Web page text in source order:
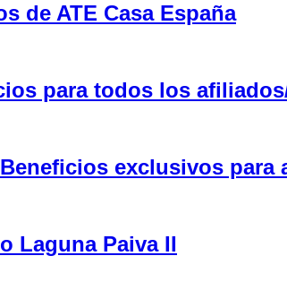
de ATE Casa España
para todos los
exclusivos para
Laguna Paiva II